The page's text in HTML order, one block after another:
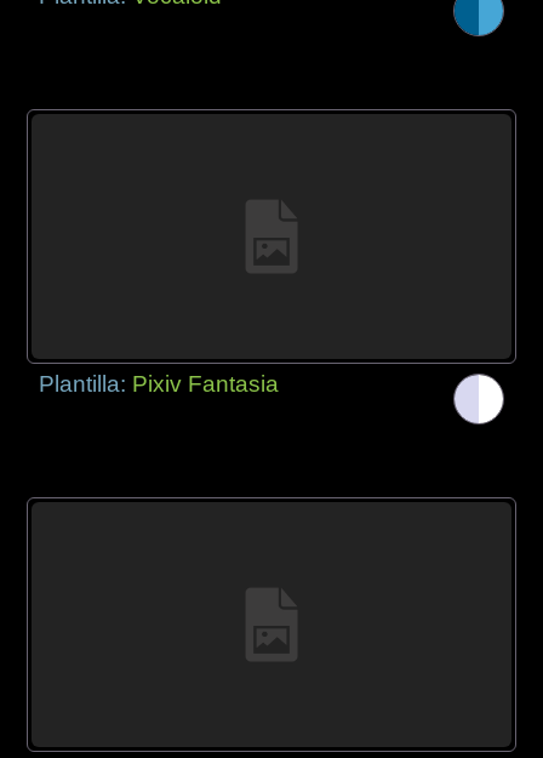
Plantilla: Pixiv Fantasia